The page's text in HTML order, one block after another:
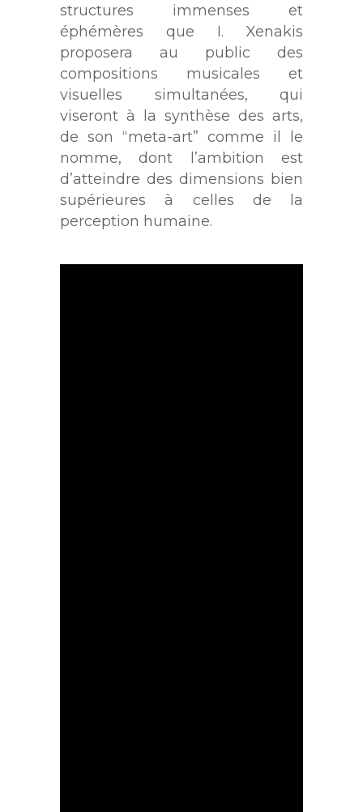
structures immenses et
éphémères que I. Xenakis
proposera au public des
compositions musicales et
visuelles simultanées, qui
viseront à la synthèse des arts,
de son “meta-art” comme il le
nomme, dont l’ambition est
d’atteindre des dimensions bien
supérieures à celles de la
perception humaine.